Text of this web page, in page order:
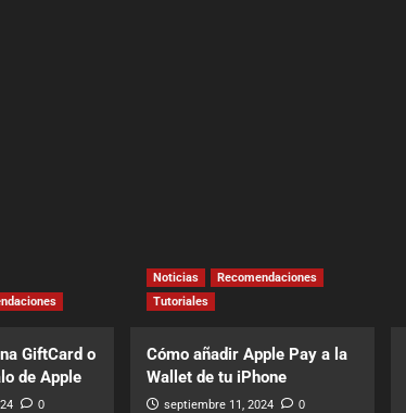
GiftCard o
de Apple
0
Noticias
Recomendaciones
Tutoriales
Cómo añadir Apple Pay a la
Wallet de tu iPhone
septiembre 11, 2024 0